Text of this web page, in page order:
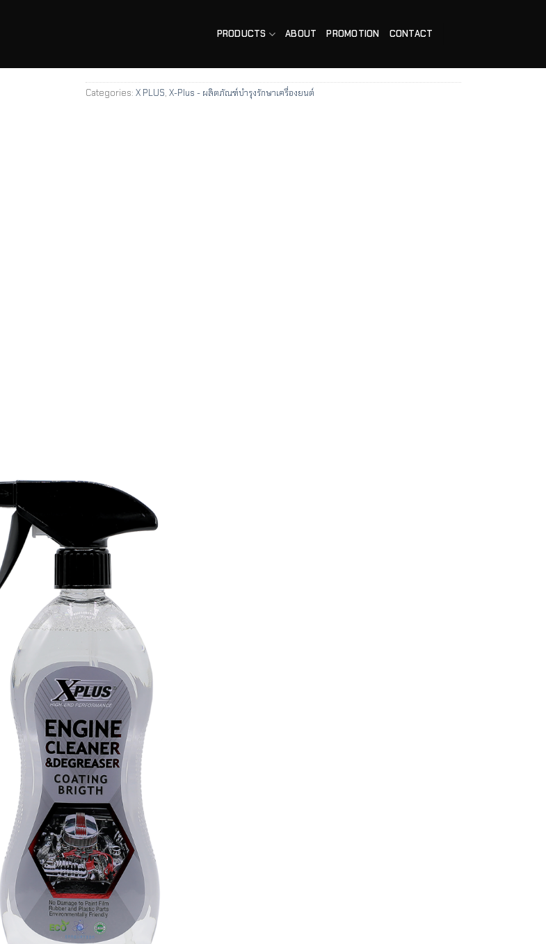
PRODUCTS ABOUT PROMOTION CONTACT
Categories: X PLUS, X-Plus - ผลิตภัณฑ์บำรุงรักษาเครื่องยนต์